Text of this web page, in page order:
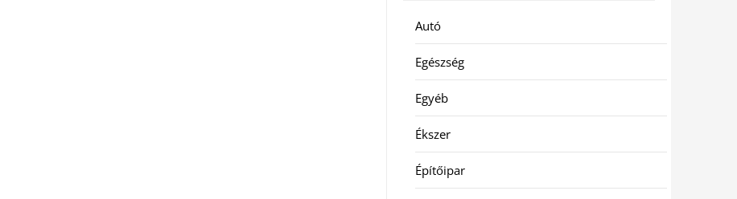
Autó
Egészség
Egyéb
Ékszer
Építőipar